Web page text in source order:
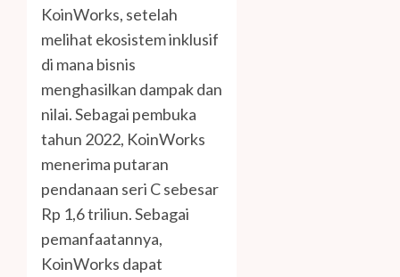
KoinWorks, setelah
melihat ekosistem inklusif
di mana bisnis
menghasilkan dampak dan
nilai. Sebagai pembuka
tahun 2022, KoinWorks
menerima putaran
pendanaan seri C sebesar
Rp 1,6 triliun. Sebagai
pemanfaatannya,
KoinWorks dapat